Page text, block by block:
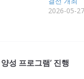
2026-05-27
성 프로그램’ 진행